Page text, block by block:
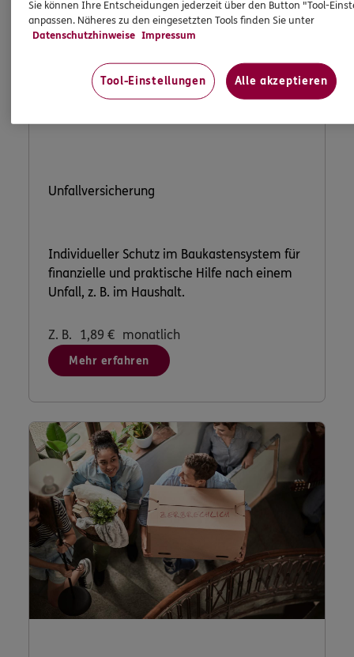
Unfallversicherung
Individueller Schutz im Baukastensystem für
finanzielle und praktische Hilfe nach einem
Unfall, z. B. im Haushalt.
Z. B. 1,89 € monatlich
Mehr erfahren
Sie können Ihre Entscheidungen jederzeit über den Button "Tool-
anpassen. Näheres zu den eingesetzten Tools finden Sie unter
Datenschutzhinweise Impressum
Tool-Einstellungen Alle akzeptieren